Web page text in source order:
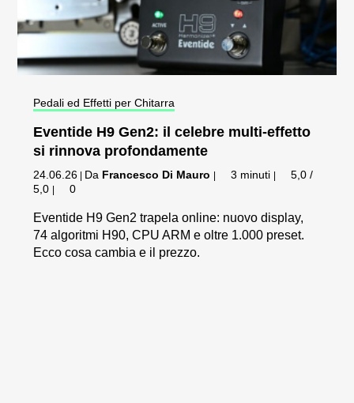
Pedali ed Effetti per Chitarra
Eventide H9 Gen2: il celebre multi-effetto
si rinnova profondamente
24.06.26 | Da Francesco Di Mauro | 3 minuti |
5,0 /
5,0 | 0
Eventide H9 Gen2 trapela online: nuovo display,
74 algoritmi H90, CPU ARM e oltre 1.000 preset.
Ecco cosa cambia e il prezzo.